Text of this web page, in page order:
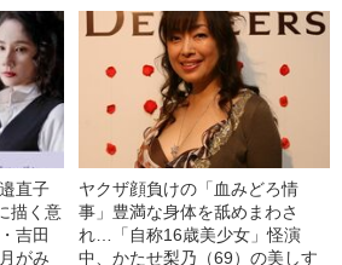
直子
描く意
吉田
がみ
ヤクザ顔負けの「血みどろ情
事」豊満な身体を舐めまわさ
れ…「自称16歳美少女」怪演
中、かたせ梨乃（69）の美しす